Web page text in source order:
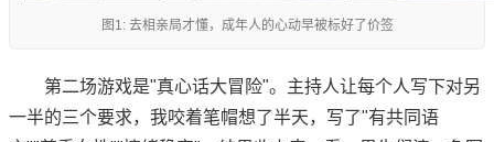
图1: 去相亲局才懂，成年人的心动早被标好了价签
第二场游戏是"真心话大冒险"。主持人让每个人写下对另
一半的三个要求，我咬着笔帽想了半天，写了"有共同语